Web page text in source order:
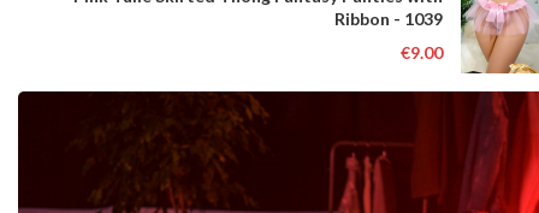
Ribbon - 1039
€9.00